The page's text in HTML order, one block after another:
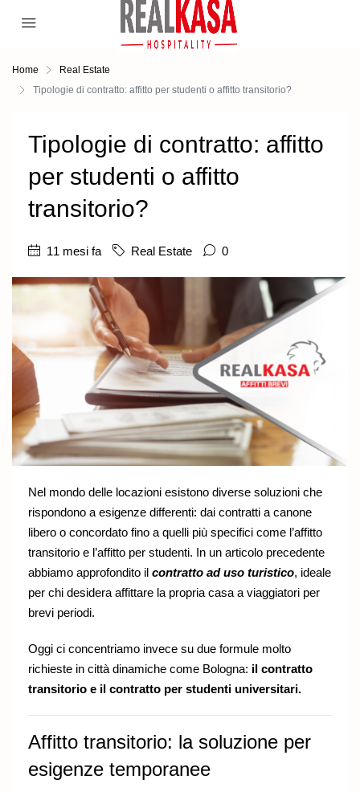
Home
Real Estate
Tipologie di contratto: affitto per studenti o affitto transitorio?
Tipologie di contratto: affitto
per studenti o affitto
transitorio?
11 mesi fa Real Estate 0
Nel mondo delle locazioni esistono diverse soluzioni che
rispondono a esigenze differenti: dai contratti a canone
libero o concordato fino a quelli più specifici come l’affitto
transitorio e l’affitto per studenti. In un articolo precedente
abbiamo approfondito il contratto ad uso turistico, ideale
per chi desidera affittare la propria casa a viaggiatori per
brevi periodi.
Oggi ci concentriamo invece su due formule molto
richieste in città dinamiche come Bologna: il contratto
transitorio e il contratto per studenti universitari.
Affitto transitorio: la soluzione per
esigenze temporanee